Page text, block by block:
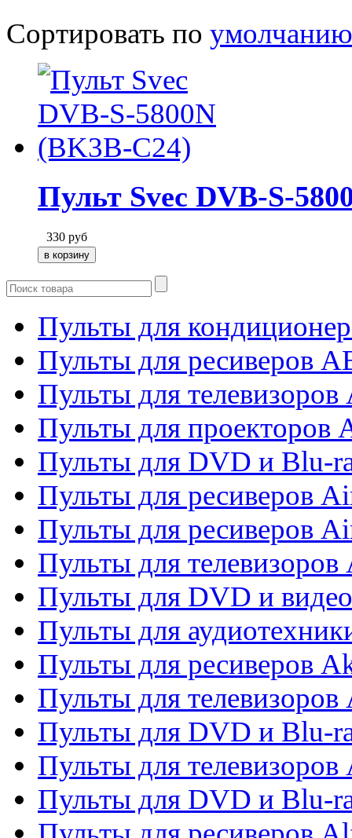
Сортировать по умолчанию
Пульт Svec DVB-S-
330 руб
Пульты для
Пульты для ресиверов
Пульты для телевизоров
Пульты для проекторов
Пульты для DVD и Blu-
Пульты для ресиверов
Пульты для ресиверов
Пульты для телевизоров
Пульты для DVD и
Пульты для
Пульты для ресиверов
Пульты для телевизоров
Пульты для DVD и Blu-
Пульты для
Пульты для DVD и Blu-